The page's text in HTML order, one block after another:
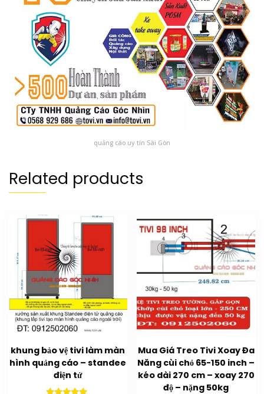
quảng cáo uy tín Sài Gòn
Related products
khung bảo vệ tivi làm màn
hình quảng cáo – standee
điện tử
Mua Giá Treo Tivi Xoay Đa
Năng cùi chỏ 65-150 inch –
kéo dài 270 cm – xoay 270
độ – nặng 50kg